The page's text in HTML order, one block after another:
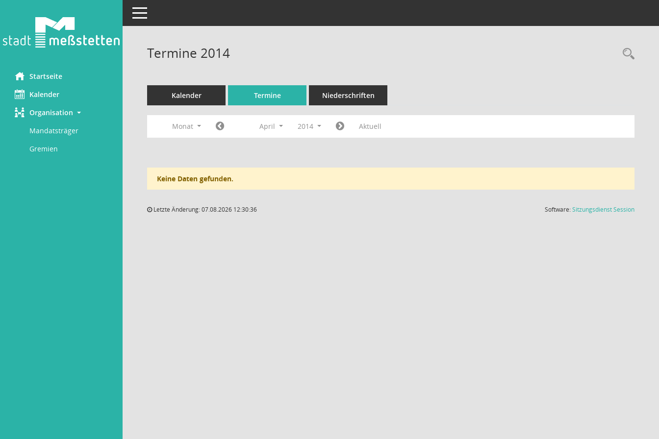
Startseite
Kalender
Organisation
Mandatsträger
Gremien
Toggle navigation
Termine 2014
Kalender Termine Niederschriften
Monat April 2014 Aktuell
Keine Daten gefunden.
Letzte Änderung: 07.08.2026 12:30:36 Software:SitzungsdienstSession(Wird in